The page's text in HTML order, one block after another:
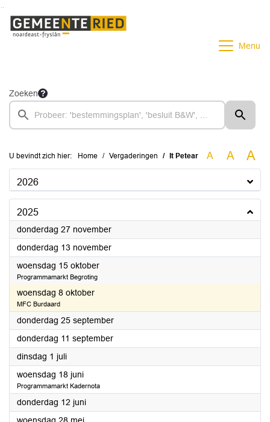
Menu
Zoeken
U bevindt zich hier: Home Vergaderingen It Petear A A A
2026
2025
donderdag 27 november2025
donderdag 13 november2025
woensdag 15 oktober2025
Programmamarkt Begroting
woensdag 8 oktober2025
MFC Burdaard
donderdag 25 september2025
donderdag 11 september2025
dinsdag 1 juli2025
woensdag 18 juni2025
Programmamarkt Kadernota
donderdag 12 juni2025
2025